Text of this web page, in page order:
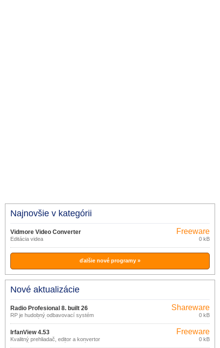
Najnovšie v kategórii
Vidmore Video Converter
Editácia videa
Freeware
0 kB
ďalšie nové programy »
Nové aktualizácie
Radio Profesional 8. built 26
RP je hudobný odbavovací systém
nielen pre rádiá.
Shareware
0 kB
IrfanView 4.53
Kvalitný prehliadač, editor a konvertor
grafických a multimediálnych súborov.
Freeware
0 kB